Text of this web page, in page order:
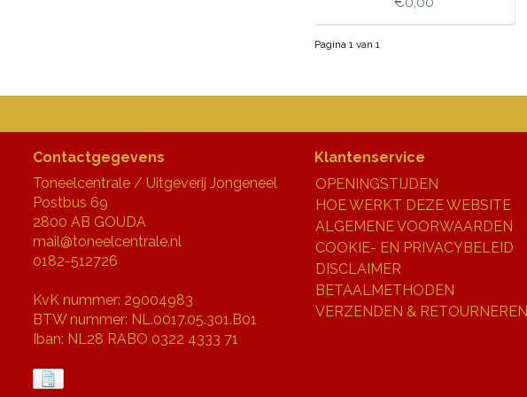
Pagina 1 van 1
Contactgegevens
Toneelcentrale / Uitgeverij Jongeneel
Postbus 69
2800 AB GOUDA
mail@toneelcentrale.nl
0182-512726
KvK nummer: 29004983
BTW nummer: NL.0017.05.301.B01
Iban: NL28 RABO 0322 4333 71
Klantenservice
OPENINGSTIJDEN
HOE WERKT DEZE WEBSITE
ALGEMENE VOORWAARDEN
COOKIE- EN PRIVACYBELEID
DISCLAIMER
BETAALMETHODEN
VERZENDEN & RETOURNEREN